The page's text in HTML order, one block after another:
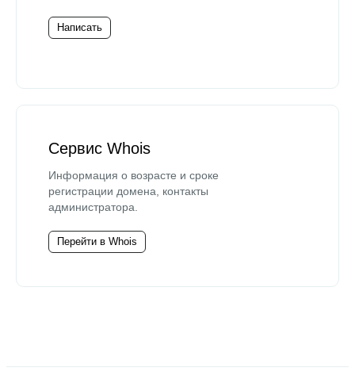
Написать
Сервис Whois
Информация о возрасте и сроке
регистрации домена, контакты
администратора.
Перейти в Whois